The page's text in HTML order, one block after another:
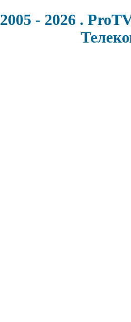
2005 - 2026 .